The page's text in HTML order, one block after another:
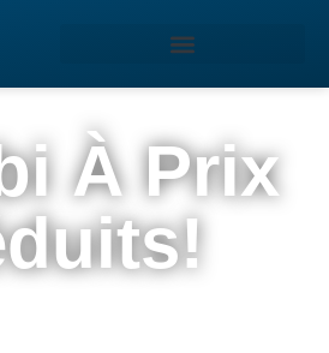
À Prix